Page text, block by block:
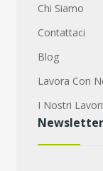
Chi Siamo
Contattaci
Blog
Lavora Con
I Nostri Lavori
Newsletter